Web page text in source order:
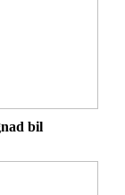
bil